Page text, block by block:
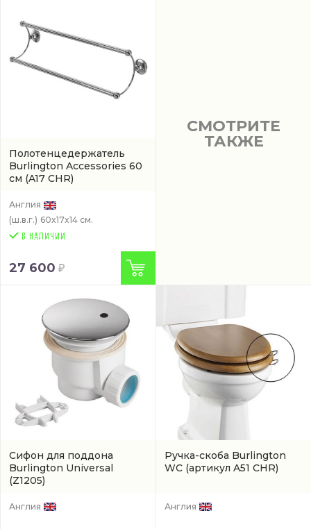
Полотенцедержатель
Burlington Accessories 60
см (A17 CHR)
Англия
(ш.в.г.) 60x17x14 см.
27 600
СМОТРИТЕ
ТАКЖЕ
Сифон для поддона
Burlington Universal
(Z1205)
Англия
Ручка-скоба Burlington
WC (артикул A51 CHR)
Англия